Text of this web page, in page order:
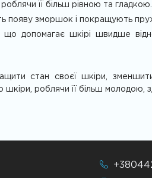
її більш рівною та гладкою.
появу зморшок і покращують
допомагає шкірі швидше
стан своєї шкіри,
шкіри, роблячи її більш